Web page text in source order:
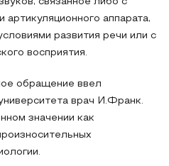
аппарата,
развития речи или с
восприятия.
обращение ввел
врач И.Франк.
значении как